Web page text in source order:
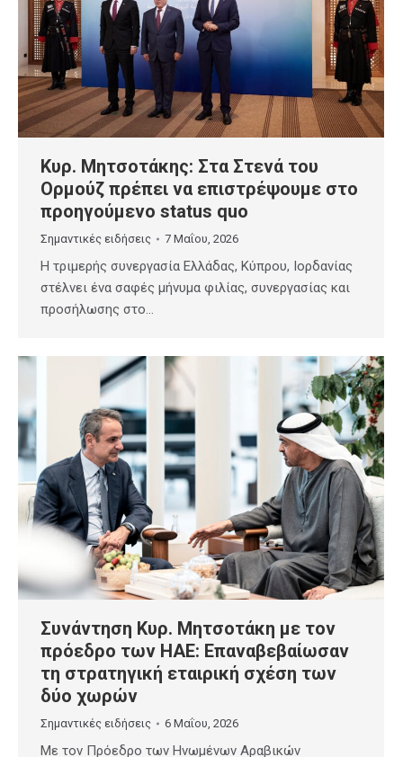
Κυρ. Μητσοτάκης: Στα Στενά του
Ορμούζ πρέπει να επιστρέψουμε στο
προηγούμενο status quo
Σημαντικές ειδήσεις 7 Μαΐου, 2026
Η τριμερής συνεργασία Ελλάδας, Κύπρου, Ιορδανίας
στέλνει ένα σαφές μήνυμα φιλίας, συνεργασίας και
προσήλωσης στο…
Συνάντηση Κυρ. Μητσοτάκη με τον
πρόεδρο των ΗΑΕ: Επαναβεβαίωσαν
τη στρατηγική εταιρική σχέση των
δύο χωρών
Σημαντικές ειδήσεις 6 Μαΐου, 2026
Με τον Πρόεδρο των Ηνωμένων Αραβικών